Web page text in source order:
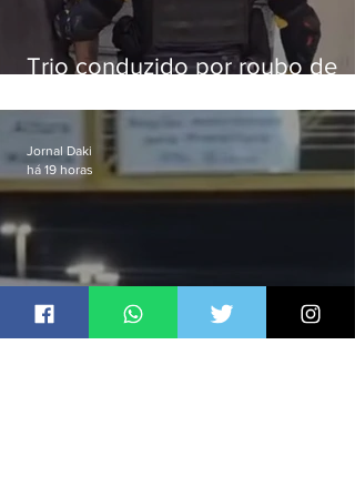
Trio conduzido por roubo de
passagens
Jornal Daki
há 19 horas